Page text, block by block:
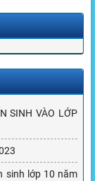
SINH VÀO LỚP
sinh lớp 10 năm